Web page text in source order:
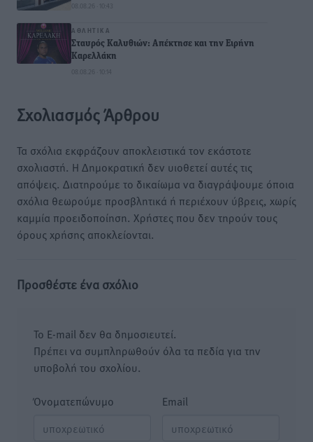
08.08.26 · 10:43
ΑΘΛΗΤΙΚΆ
Σταυρός Καλυθιών: Απέκτησε και την Ειρήνη
Καρελλάκη
08.08.26 · 10:14
Σχολιασμός Άρθρου
Τα σχόλια εκφράζουν αποκλειστικά τον εκάστοτε
σχολιαστή. Η Δημοκρατική δεν υιοθετεί αυτές τις
απόψεις. Διατηρούμε το δικαίωμα να διαγράψουμε όποια
σχόλια θεωρούμε προσβλητικά ή περιέχουν ύβρεις, χωρίς
καμμία προειδοποίηση. Χρήστες που δεν τηρούν τους
όρους χρήσης αποκλείονται.
Προσθέστε ένα σχόλιο
Το E-mail δεν θα δημοσιευτεί.
Πρέπει να συμπληρωθούν όλα τα πεδία για την
υποβολή του σχολίου.
Όνοματεπώνυμο Email